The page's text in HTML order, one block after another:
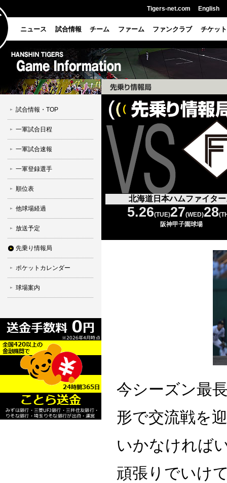
Tigers-net.com English
ニュース 試合情報 チーム ファーム ファンクラブ チケット
試合情報・TOP
一軍試合日程
一軍試合速報
一軍登録選手
順位表
他球場経過
放送予定
先乗り情報局
ポケットカレンダー
球場案内
北海道日本ハムファイタ
5.26(TUE)27(WED)28
阪神甲子園球場
今シーズン最
形で交流戦を
いかなければ
頑張りでいけ